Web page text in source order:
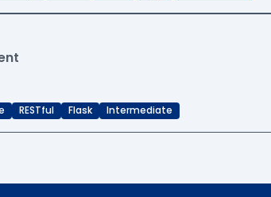
RESTful Flask Intermediate